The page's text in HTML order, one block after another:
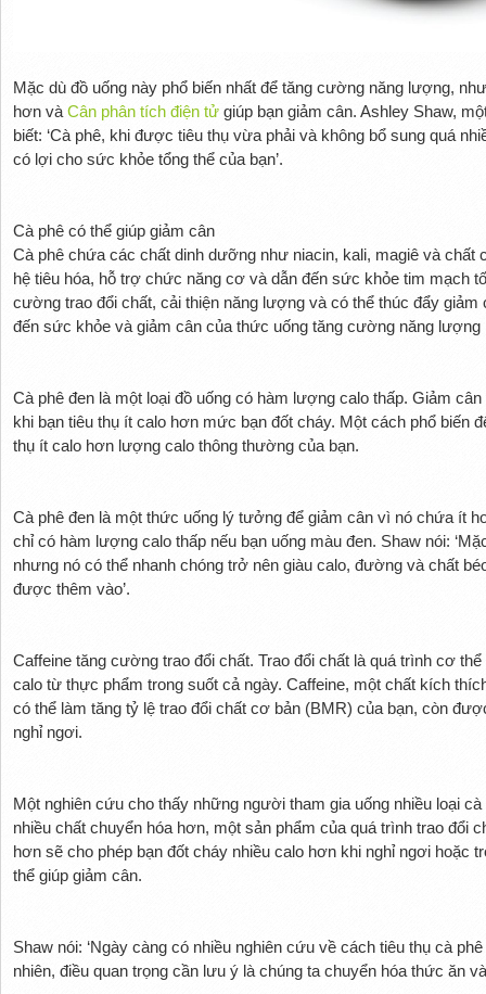
Mặc dù đồ uống này phổ biến nhất để tăng cường năng lượng,
hơn và Cân phân tích điện tửgiúp bạn giảm cân. Ashley Shaw,
biết: ‘Cà phê, khi được tiêu thụ vừa phải và không bổ sung quá
có lợi cho sức khỏe tổng thể của bạn’.
Cà phê có thể giúp giảm cân
Cà phê chứa các chất dinh dưỡng như niacin, kali, magiê và chất
hệ tiêu hóa, hỗ trợ chức năng cơ và dẫn đến sức khỏe tim mạch
cường trao đổi chất, cải thiện năng lượng và có thể thúc đẩy
đến sức khỏe và giảm cân của thức uống tăng cường năng lượng
Cà phê đen là một loại đồ uống có hàm lượng calo thấp. Giảm
khi bạn tiêu thụ ít calo hơn mức bạn đốt cháy. Một cách phổ biến
thụ ít calo hơn lượng calo thông thường của bạn.
Cà phê đen là một thức uống lý tưởng để giảm cân vì nó chứa ít
chỉ có hàm lượng calo thấp nếu bạn uống màu đen. Shaw nói:
nhưng nó có thể nhanh chóng trở nên giàu calo, đường và chất
được thêm vào’.
Caffeine tăng cường trao đổi chất. Trao đổi chất là quá trình cơ
calo từ thực phẩm trong suốt cả ngày. Caffeine, một chất kích
có thể làm tăng tỷ lệ trao đổi chất cơ bản (BMR) của bạn, còn
nghỉ ngơi.
Một nghiên cứu cho thấy những người tham gia uống nhiều loại
nhiều chất chuyển hóa hơn, một sản phẩm của quá trình trao đổi
hơn sẽ cho phép bạn đốt cháy nhiều calo hơn khi nghỉ ngơi hoặc
thể giúp giảm cân.
Shaw nói: ‘Ngày càng có nhiều nghiên cứu về cách tiêu thụ cà
nhiên, điều quan trọng cần lưu ý là chúng ta chuyển hóa thức ăn